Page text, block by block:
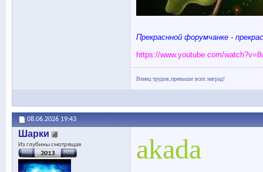
Прекраснной форумчанке -
https://www.youtube.com/
Венец трудов,превыше всех наград!
08.06.2026 19:43
Шарки
Из глубины смотрящая akada